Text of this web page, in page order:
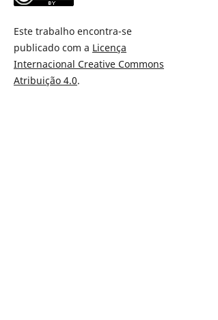
Este trabalho encontra-se
publicado com a Licença
Internacional Creative Commons
Atribuição 4.0.